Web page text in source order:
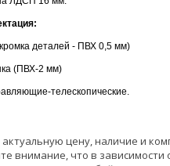
деталей - ПВХ 0,5 мм)
(ПВХ-2 мм)
телескопические.
цену, наличие и
внимание, что в зависимости